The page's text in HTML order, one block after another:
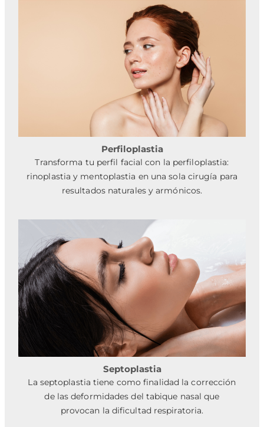
Perfiloplastia
Transforma tu perfil facial con la perfiloplastia:
rinoplastia y mentoplastia en una sola cirugía para
resultados naturales y armónicos.
Septoplastia
La septoplastia tiene como finalidad la corrección
de las deformidades del tabique nasal que
provocan la dificultad respiratoria.